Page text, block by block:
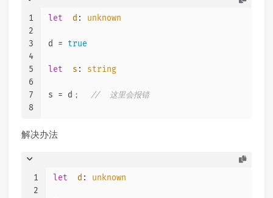
1
2
3
4
5
6
7
8
let d : unknown
d = true
let s : string
s = d； //  这里会报错
解决办法
1
2
let d : unknown